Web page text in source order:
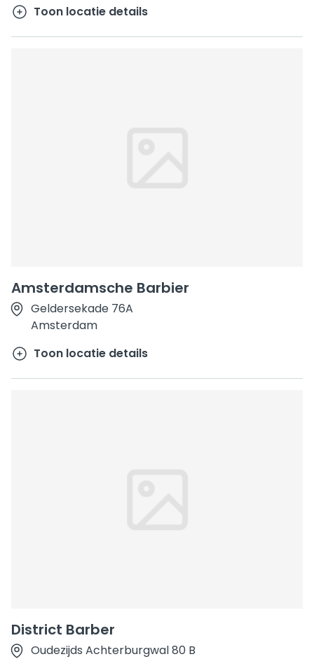
Toon locatie details
Amsterdamsche Barbier
Geldersekade 76A
Amsterdam
Toon locatie details
District Barber
Oudezijds Achterburgwal 80 B